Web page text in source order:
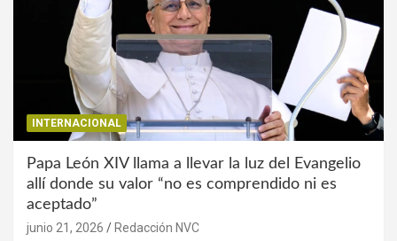
INTERNACIONAL
Papa León XIV llama a llevar la luz del Evangelio
allí donde su valor “no es comprendido ni es
aceptado”
junio 21, 2026 Redacción NVC